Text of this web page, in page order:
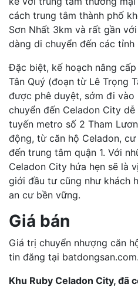
cách trung tâm thành phố
Sơn Nhất 3km và rất gần
dàng di chuyển đến các tỉnh
Đặc biệt, kế hoạch nâng
Tân Quý (đoạn từ Lê Trọng
được phê duyệt, sớm đi vào
chuyển đến Celadon City
tuyến metro số 2 Tham
động, từ căn hộ Celadon,
đến trung tâm quận 1. Với
Celadon City hứa hẹn sẽ là
giới đầu tư cũng như khách
an cư bền vững.
Giá bán
Giá trị chuyển nhượng căn
tin đăng tại
Khu Ruby Celadon City, đã